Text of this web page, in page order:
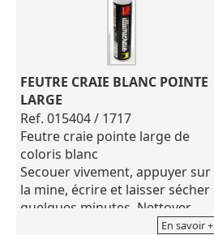
FEUTRE CRAIE BLANC POINTE
LARGE
Ref. 015404 / 1717
Feutre craie pointe large de
coloris blanc
Secouer vivement, appuyer sur
la mine, écrire et laisser sécher
quelques minutes. Nettoyer
simplement à l'eau pour écrire à
En savoir +